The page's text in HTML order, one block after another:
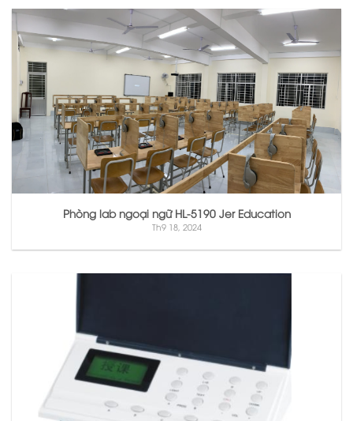
Phòng lab ngoại ngữ HL-5190 Jer Education
Th9 18, 2024